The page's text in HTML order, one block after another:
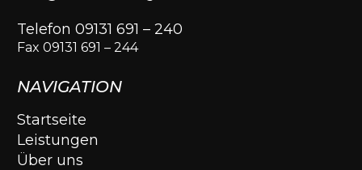
Telefon 09131 691 – 240
Fax 09131 691 – 244
NAVIGATION
Startseite
Leistungen
Über uns